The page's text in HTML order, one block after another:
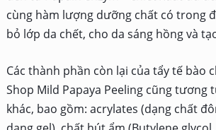
cùng hàm lượng dưỡng chất có trong
bỏ lớp da chết, cho da sáng hồng và
Các thành phần còn lại của tẩy tế bào
Shop Mild Papaya Peeling cũng tương
khác, bao gồm: acrylates (dạng chất